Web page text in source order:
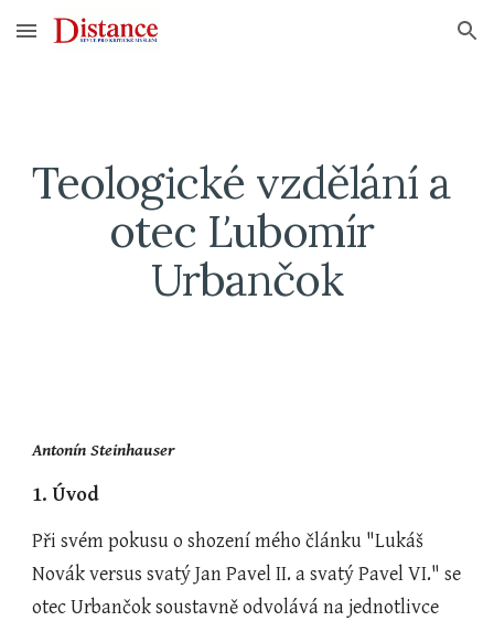
Skip to main content Skip to navigation
Teologické vzdělání a
otec Ľubomír
Urbančok
Antonín Steinhauser
1. Úvod
Při svém pokusu o shození mého článku "Lukáš
Novák versus svatý Jan Pavel II. a svatý Pavel VI." se
otec Urbančok soustavně odvolává na jednotlivce